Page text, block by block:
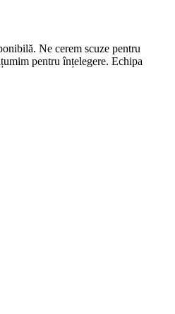
Ne cerem scuze pentru
pentru înțelegere. Echipa